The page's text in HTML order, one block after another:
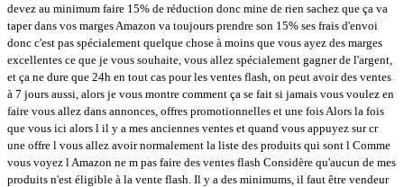
devez au minimum faire 15% de réduction donc mine de rien sachez que ça va
taper dans vos marges Amazon va toujours prendre son 15% ses frais d'envoi
donc c'est pas spécialement quelque chose à moins que vous ayez des marges
excellentes ce que je vous souhaite, vous allez spécialement gagner de l'argent,
et ça ne dure que 24h en tout cas pour les ventes flash, on peut avoir des ventes
à 7 jours aussi, alors je vous montre comment ça se fait si jamais vous voulez en
faire vous allez dans annonces, offres promotionnelles et une fois Alors la fois
que vous ici alors l il y a mes anciennes ventes et quand vous appuyez sur cr
une offre l vous allez avoir normalement la liste des produits qui sont l Comme
vous voyez l Amazon ne m pas faire des ventes flash Considère qu'aucun de mes
produits n'est éligible à la vente flash. Il y a des minimums, il faut être vendeur